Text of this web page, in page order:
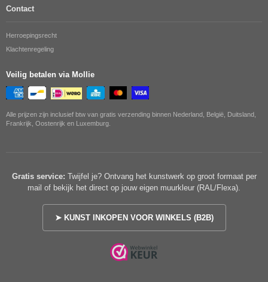
Contact
Herroepingsrecht
Klachtenregeling
Veilig betalen via Mollie
Alle prijzen zijn inclusief btw van gratis verzending binnen Nederland, België, Duitsland,
Frankrijk, Oostenrijk en Luxemburg.
Gratis service: Twijfel je? Ontvang het kunstwerk op groot formaat per
mail of bekijk het direct op jouw eigen muurkleur (RAL/Flexa).
➤ KUNST INKOPEN VOOR WINKELS (B2B)